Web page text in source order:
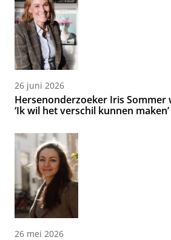
26 juni 2026
Hersenonderzoeker Iris Sommer
‘Ik wil het verschil kunnen maken’
26 mei 2026